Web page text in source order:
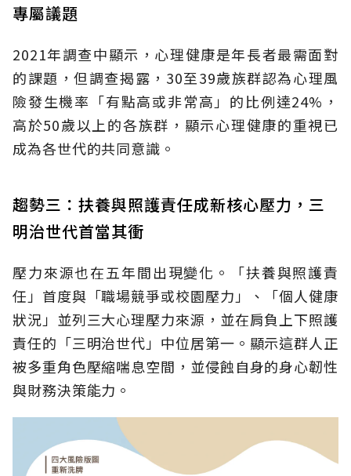
專屬議題
2021年調查中顯示，心理健康是年長者最需面對
的課題，但調查揭露，30至39歲族群認為心理風
險發生機率「有點高或非常高」的比例達24%，
高於50歲以上的各族群，顯示心理健康的重視已
成為各世代的共同意識。
趨勢三：扶養與照護責任成新核心壓力，三
明治世代首當其衝
壓力來源也在五年間出現變化。「扶養與照護責
任」首度與「職場競爭或校園壓力」、「個人健康
狀況」並列三大心理壓力來源，並在肩負上下照護
責任的「三明治世代」中位居第一。顯示這群人正
被多重角色壓縮喘息空間，並侵蝕自身的身心韌性
與財務決策能力。